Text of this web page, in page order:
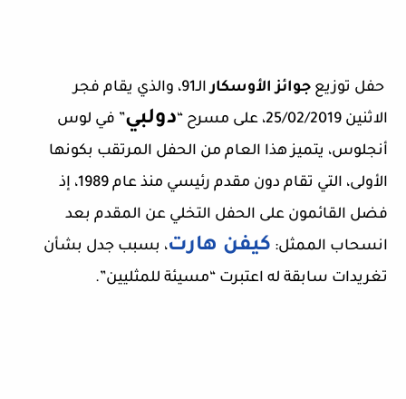
حفل توزيع جوائز الأوسكار
الـ91، والذي يقام فجر
الاثنين 25/02/2019، على مسرح “دولبي” في لوس
أنجلوس، يتميز هذا العام من الحفل المرتقب بكونها
الأولى، التي تقام دون مقدم رئيسي منذ عام 1989، إذ
فضل القائمون على الحفل التخلي عن المقدم بعد
انسحاب الممثل: كيفن هارت، بسبب جدل بشأن
تغريدات سابقة له اعتبرت “مسيئة للمثليين”.